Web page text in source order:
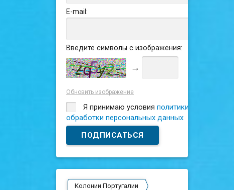
E-mail:
Введите символы с изображения:
→
Обновить изображение
Я принимаю условияполитики
обработки персональных данных
Колонии Португалии